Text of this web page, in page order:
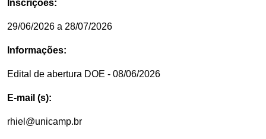
Inscrições:
29/06/2026 a 28/07/2026
Informações:
Edital de abertura DOE - 08/06/2026
E-mail (s):
rhiel@unicamp.br